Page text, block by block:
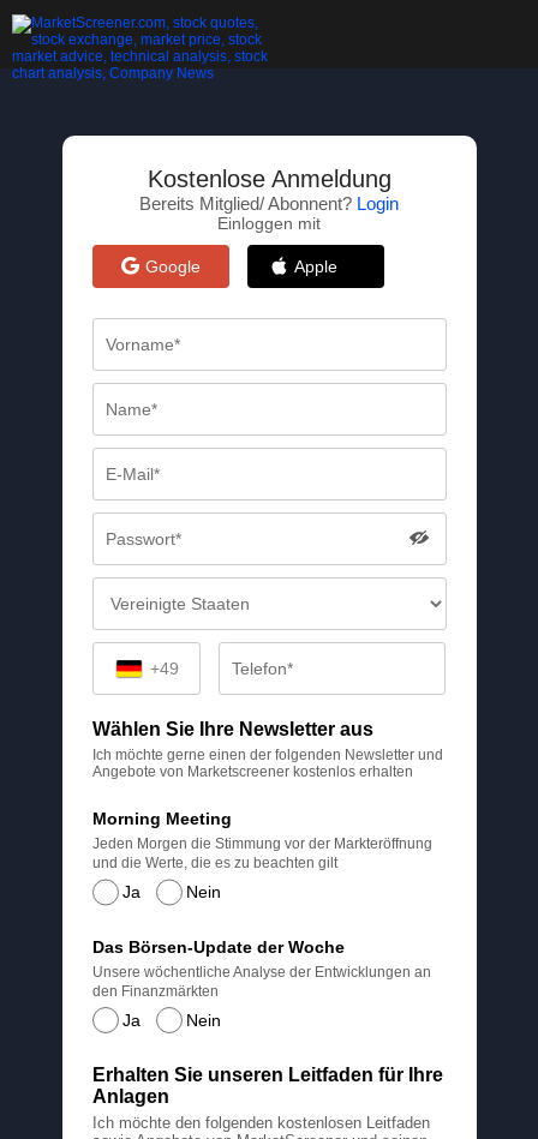
Kostenlose Anmeldung
Bereits Mitglied/ Abonnent? Login
Einloggen mit
Google Apple
+49
Wählen Sie Ihre Newsletter aus
Ich möchte gerne einen der folgenden Newsletter und
Angebote von Marketscreener kostenlos erhalten
Ja Nein
Morning Meeting
Jeden Morgen die Stimmung vor der Markteröffnung
und die Werte, die es zu beachten gilt
Ja Nein
Das Börsen-Update der Woche
Unsere wöchentliche Analyse der Entwicklungen an
den Finanzmärkten
Erhalten Sie unseren Leitfaden für Ihre
Anlagen
Ich möchte den folgenden kostenlosen Leitfaden